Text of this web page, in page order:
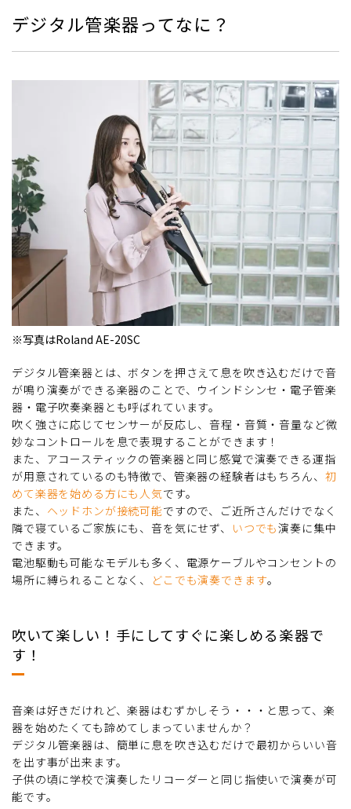
デジタル管楽器ってなに？
※写真はRoland AE-20SC
デジタル管楽器とは、ボタンを押さえて息を吹き込むだけで音
が鳴り演奏ができる楽器のことで、ウインドシンセ・電子管楽
器・電子吹奏楽器とも呼ばれています。
吹く強さに応じてセンサーが反応し、音程・音質・音量など微
妙なコントロールを息で表現することができます！
また、アコースティックの管楽器と同じ感覚で演奏できる運指
が用意されているのも特徴で、管楽器の経験者はもちろん、 初
めて楽器を始める方にも人気です。
また、 ヘッドホンが接続可能ですので、ご近所さんだけでなく
隣で寝ているご家族にも、音を気にせず、 いつでも演奏に集中
できます。
電池駆動も可能なモデルも多く、電源ケーブルやコンセントの
場所に縛られることなく、
どこでも演奏できます。
吹いて楽しい！手にしてすぐに楽しめる楽器で
す！
音楽は好きだけれど、楽器はむずかしそう・・・と思って、楽
器を始めたくても諦めてしまっていませんか？
デジタル管楽器は、簡単に息を吹き込むだけで最初からいい音
を出す事が出来ます。
子供の頃に学校で演奏したリコーダーと同じ指使いで演奏が可
能です。